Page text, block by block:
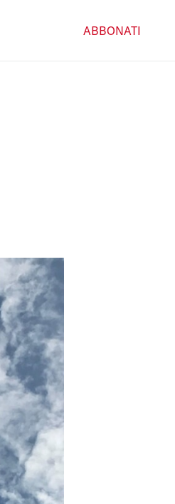
ABBONATI